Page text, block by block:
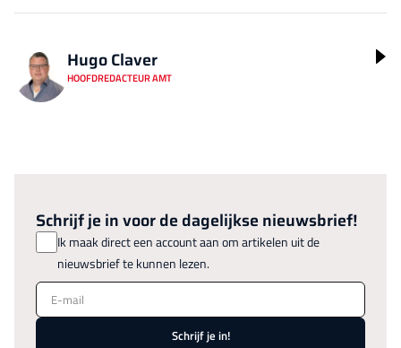
Hugo Claver
HOOFDREDACTEUR AMT
Schrijf je in voor de dagelijkse nieuwsbrief!
Ik maak direct een account aan om artikelen uit de
nieuwsbrief te kunnen lezen.
E-mail
Schrijf je in!